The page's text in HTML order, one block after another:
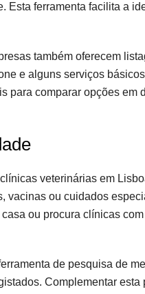
Esta ferramenta facilita a
também oferecem
e alguns serviços
para comparar opções
veterinárias em
vacinas ou cuidados
ou procura clínicas
de pesquisa de
Complementar